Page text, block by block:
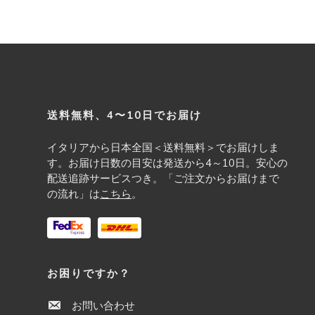
Footer
送料無料、4〜10日でお届け
イタリアから日本全国＜送料無料＞でお届けしま
す。お届け日数の目安は発送から4～10日。安心の
配送追跡サービスつき。「ご注文からお届けまで
の流れ」はこちら。
お困りですか？
お問い合わせ